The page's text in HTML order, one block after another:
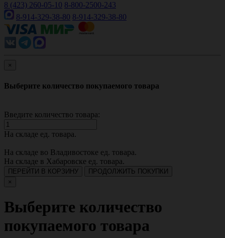
8 (423) 260-05-10 8-800-2500-243
8-914-329-38-80 8-914-329-38-80
×
Выберите количество покупаемого товара
Введите количество товара:
На складе ед. товара.
На складе во Владивостоке ед. товара.
На складе в Хабаровске ед. товара.
ПЕРЕЙТИ В КОРЗИНУ
ПРОДОЛЖИТЬ ПОКУПКИ
×
Выберите количество
покупаемого товара